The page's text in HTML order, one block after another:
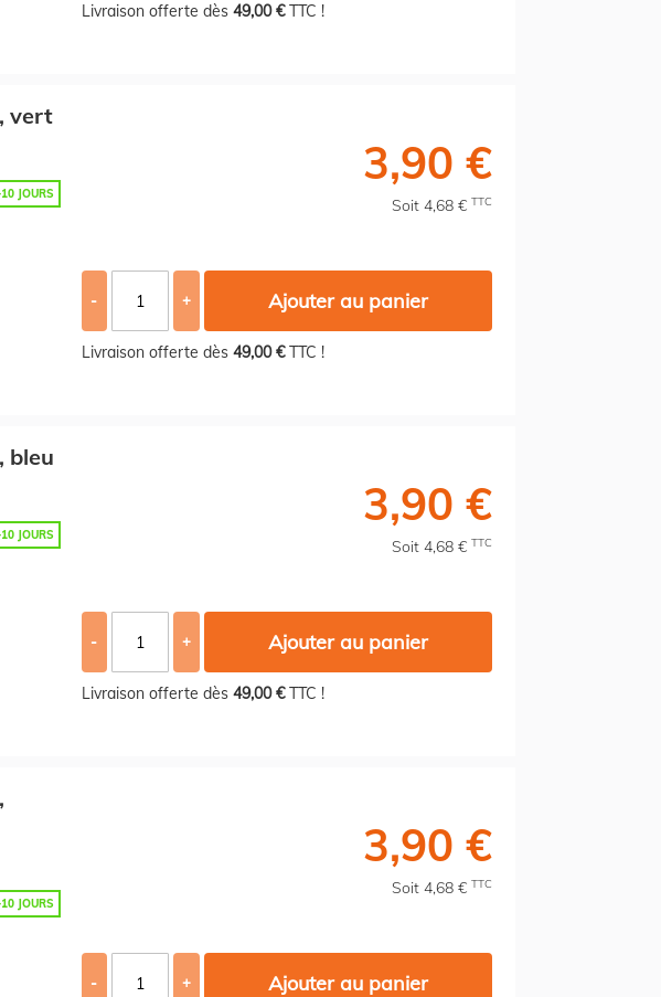
Livraison offerte dès 49,00 €TTC !
vert
JOURS
3,90 €
Soit 4,68 € TTC
- + Ajouter au panier
Livraison offerte dès 49,00 €TTC !
bleu
JOURS
3,90 €
Soit 4,68 € TTC
- + Ajouter au panier
Livraison offerte dès 49,00 €TTC !
JOURS
3,90 €
Soit 4,68 € TTC
- + Ajouter au panier